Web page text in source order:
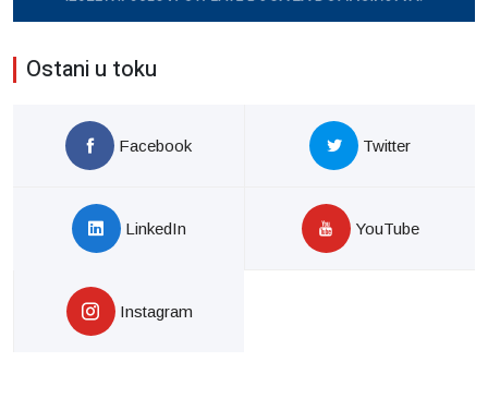
Ostani u toku
Facebook Twitter
LinkedIn YouTube
Instagram